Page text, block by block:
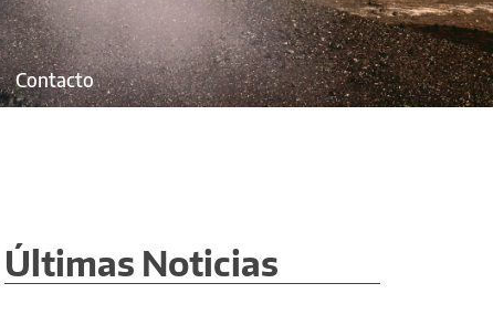
Contacto
Últimas Noticias